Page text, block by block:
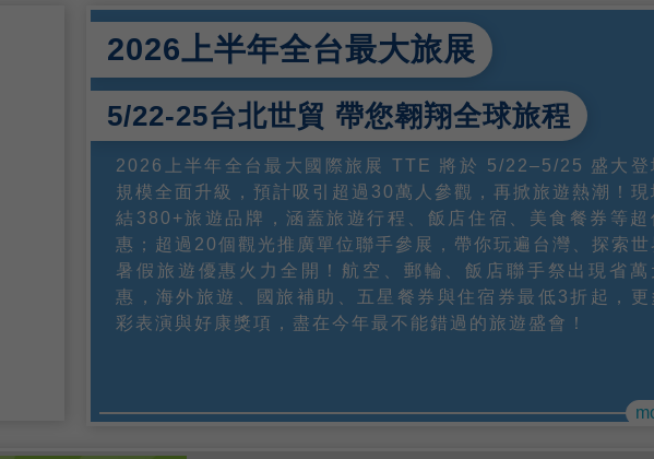
2026上半年全台最大旅展
5/22-25台北世貿 帶您翱翔全球旅程
2026上半年全台最大國際旅展 TTE 將於 5/22–5/25 盛大登
規模全面升級，預計吸引超過30萬人參觀，再掀旅遊熱潮！
結380+旅遊品牌，涵蓋旅遊行程、飯店住宿、美食餐券等超
惠；超過20個觀光推廣單位聯手參展，帶你玩遍台灣、探索
暑假旅遊優惠火力全開！航空、郵輪、飯店聯手祭出現省萬
惠，海外旅遊、國旅補助、五星餐券與住宿券最低3折起，更
彩表演與好康獎項，盡在今年最不能錯過的旅遊盛會！